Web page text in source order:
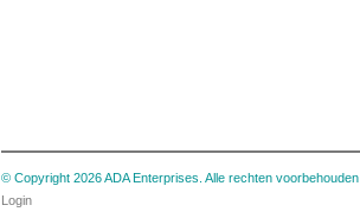
© Copyright 2026 ADA Enterprises. Alle rechten
Login